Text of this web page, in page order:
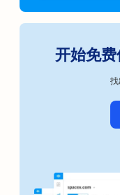
开始免